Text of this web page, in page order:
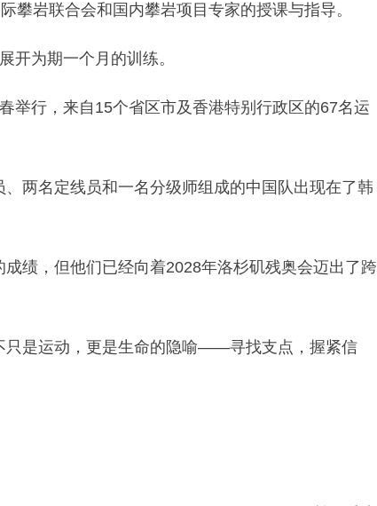
攀岩联合会和国内攀岩项目专家的授课与指导。
开为期一个月的训练。
举行，来自15个省区市及香港特别行政区的67名运
两名定线员和一名分级师组成的中国队出现在了韩
绩，但他们已经向着2028年洛杉矶残奥会迈出了跨
只是运动，更是生命的隐喻——寻找支点，握紧信